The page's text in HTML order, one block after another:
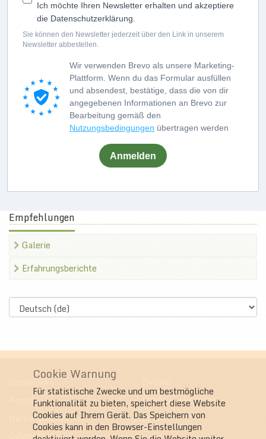
Ich möchte Ihren Newsletter erhalten und akzeptiere
die Datenschutzerklärung.
Sie können den Newsletter jederzeit über den Link in unserem
Newsletter abbestellen.
Wir verwenden Brevo als unsere Marketing-
Plattform. Wenn du das Formular ausfüllen
und absendest, bestätige, dass die von dir
angegebenen Informationen an Brevo zur
Bearbeitung gemäß den
Nutzungsbedingungen übertragen werden
Anmelden
Empfehlungen
Galerie
Erfahrungsberichte
Select
language
Cookie Warnung
Für statistische Zwecke und um bestmögliche
Funktionalität zu bieten, speichert diese Website
Cookies auf Ihrem Gerät. Das Speichern von
Cookies kann in den Browser-Einstellungen
Impressum
Kontakt
Haftungsausschluss
Datenschutz
Erfahrungsberichte
Support